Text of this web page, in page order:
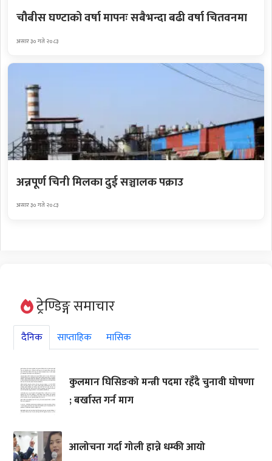
चौबीस घण्टाको वर्षा मापनः सबैभन्दा बढी वर्षा चितवनमा
असार ३० गते २०८३
अन्नपूर्ण चिनी मिलका दुई सञ्चालक पक्राउ
असार ३० गते २०८३
ट्रेण्डिङ्ग समाचार
दैनिक साप्ताहिक मासिक
कुलमान घिसिङको मन्त्री पदमा रहँदै चुनावी घोषणा
; बर्खास्त गर्न माग
आलोचना गर्दा गोली हान्ने धम्की आयो